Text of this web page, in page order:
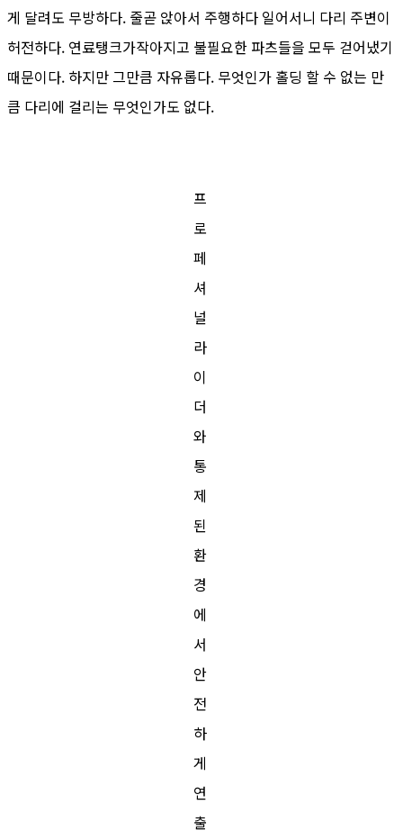
게 달려도 무방하다. 줄곧 앉아서 주행하다 일어서니 다리 주변이
허전하다. 연료탱크가작아지고 불필요한 파츠들을 모두 걷어냈기
때문이다. 하지만 그만큼 자유롭다. 무엇인가 홀딩 할 수 없는 만
큼 다리에 걸리는 무엇인가도 없다.
프
로
페
셔
널
라
이
더
와
통
제
된
환
경
에
서
안
전
하
게
연
출